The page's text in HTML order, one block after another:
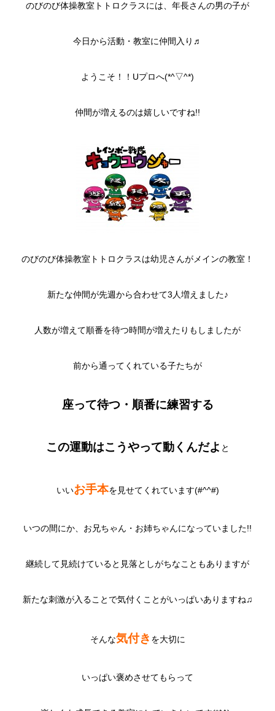
のびのび体操教室トトロクラスには、年長さんの男の子が
今日から活動・教室に仲間入り♬
ようこそ！！Uプロへ(*^▽^*)
仲間が増えるのは嬉しいですね!!
のびのび体操教室トトロクラスは幼児さんがメインの教室！
新たな仲間が先週から合わせて3人増えました♪
人数が増えて順番を待つ時間が増えたりもしましたが
前から通ってくれている子たちが
座って待つ・順番に練習する
この運動はこうやって動くんだよ と
いいお手本を見せてくれています(#^^#)
いつの間にか、お兄ちゃん・お姉ちゃんになっていました!!
継続して見続けていると見落としがちなこともありますが
新たな刺激が入ることで気付くことがいっぱいありますね♫
そんな気付き を大切に
いっぱい褒めさせてもらって